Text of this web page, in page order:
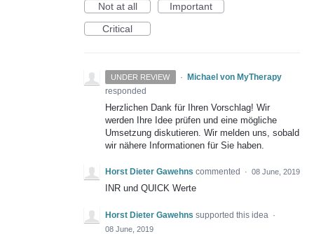
Not at all
Important
Critical
UNDER REVIEW ·
Michael von MyTherapy
responded
Herzlichen Dank für Ihren Vorschlag! Wir
werden Ihre Idee prüfen und eine mögliche
Umsetzung diskutieren. Wir melden uns, sobald
wir nähere Informationen für Sie haben.
Horst Dieter Gawehns commented · 08 June, 2019
INR und QUICK Werte
Horst Dieter Gawehns supported this idea ·
08 June, 2019